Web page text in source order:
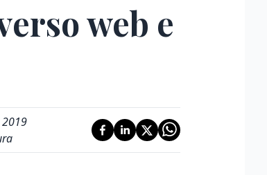
web e